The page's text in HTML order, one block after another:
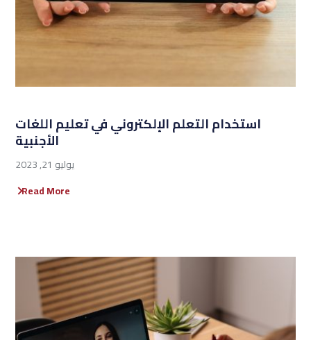
استخدام التعلم الإلكتروني في تعليم اللغات
الأجنبية
يوليو 21, 2023
Read More